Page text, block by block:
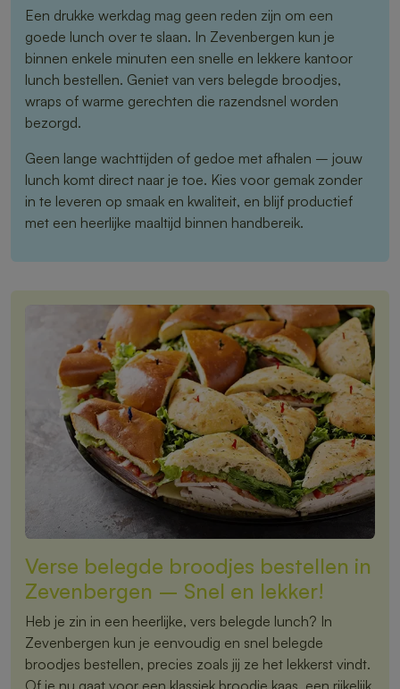
Een drukke werkdag mag geen reden zijn om een
goede lunch over te slaan. In Zevenbergen kun je
binnen enkele minuten een snelle en lekkere kantoor
lunch bestellen. Geniet van vers belegde broodjes,
wraps of warme gerechten die razendsnel worden
bezorgd.
Geen lange wachttijden of gedoe met afhalen – jouw
lunch komt direct naar je toe. Kies voor gemak zonder
in te leveren op smaak en kwaliteit, en blijf productief
met een heerlijke maaltijd binnen handbereik.
Verse belegde broodjes bestellen in
Zevenbergen – Snel en lekker!
Heb je zin in een heerlijke, vers belegde lunch? In
Zevenbergen kun je eenvoudig en snel belegde
broodjes bestellen, precies zoals jij ze het lekkerst vindt.
Of je nu gaat voor een klassiek broodje kaas, een rijkelijk